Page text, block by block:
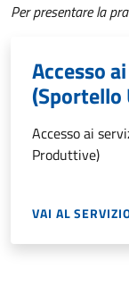
Per presentare la
Accesso
Accesso ai
Produttive)
VAI AL